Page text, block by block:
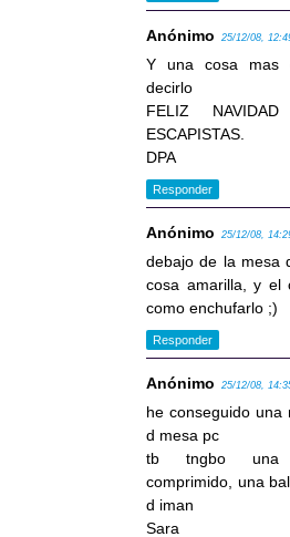
Anónimo 25/12/08,
Y una cosa mas
decirlo
FELIZ
ESCAPISTAS.
DPA
Responder
Anónimo 25/12/08,
debajo de la mesa
cosa amarilla, y el
como enchufarlo ;)
Responder
Anónimo 25/12/08,
he conseguido una
d mesa pc
tb tngbo una
comprimido, una
d iman
Sara